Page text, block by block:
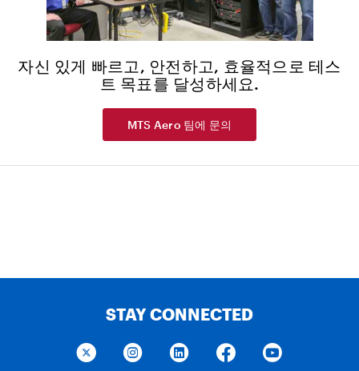
자신 있게 빠르고, 안전하고, 효율적으로 테스
트 목표를 달성하세요.
MTS Aero 팀에 문의
STAY CONNECTED